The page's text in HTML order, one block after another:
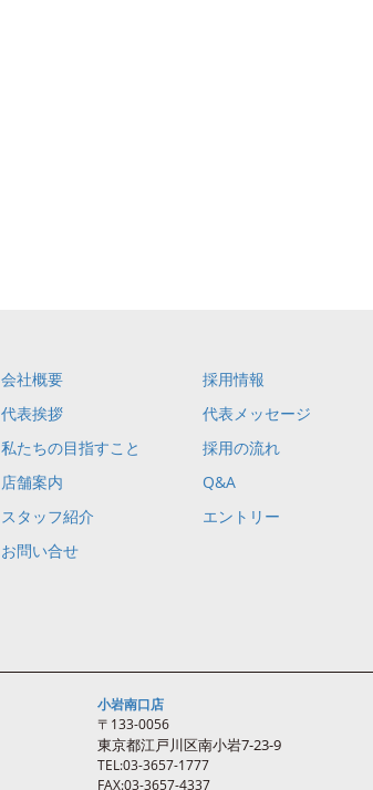
会社概要
代表挨拶
私たちの目指すこと
店舗案内
スタッフ紹介
お問い合せ
採用情報
代表メッセージ
採用の流れ
Q&A
エントリー
小岩南口店
〒133-0056
東京都江戸川区南小岩7-23-9
TEL:03-3657-1777
FAX:03-3657-4337